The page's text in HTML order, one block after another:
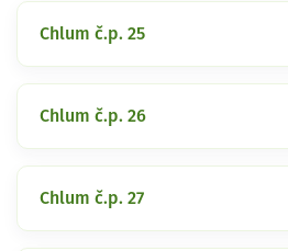
Chlum č.p. 25
Chlum č.p. 26
Chlum č.p. 27